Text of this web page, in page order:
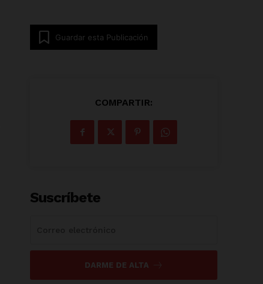
Guardar esta Publicación
COMPARTIR:
Suscríbete
DARME DE ALTA